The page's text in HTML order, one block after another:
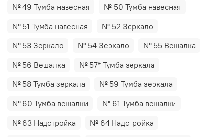
№ 49 Тумба навесная
№ 50 Тумба навесная
№ 51 Тумба навесная
№ 52 Зеркало
№ 53 Зеркало
№ 54 Зеркало
№ 55 Вешалка
№ 56 Вешалка
№ 57* Тумба зеркала
№ 58 Тумба зеркала
№ 59 Тумба зеркала
№ 60 Тумба вешалки
№ 61 Тумба вешалки
№ 63 Надстройка
№ 64 Надстройка